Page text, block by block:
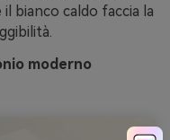
bianco caldo faccia la
moderno